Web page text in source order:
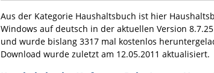
Aus der Kategorie Haushaltsbuch ist hier
Windows auf deutsch in der aktuellen Version 8.7.25
und wurde bislang 3317 mal kostenlos
Download wurde zuletzt am 12.05.2011 aktualisiert.